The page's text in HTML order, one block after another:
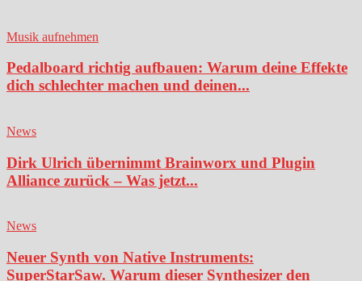
Musik aufnehmen
Pedalboard richtig aufbauen: Warum deine Effekte
dich schlechter machen und deinen...
News
Dirk Ulrich übernimmt Brainworx und Plugin
Alliance zurück – Was jetzt...
News
Neuer Synth von Native Instruments:
SuperStarSaw. Warum dieser Synthesizer den